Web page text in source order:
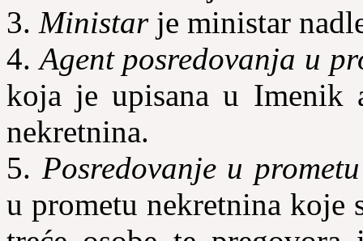
3. Ministarje ministar
4. Agent posredovanja u
koja je upisana u Imenik
nekretnina.
5. Posredovanje u
u prometu nekretnina koje